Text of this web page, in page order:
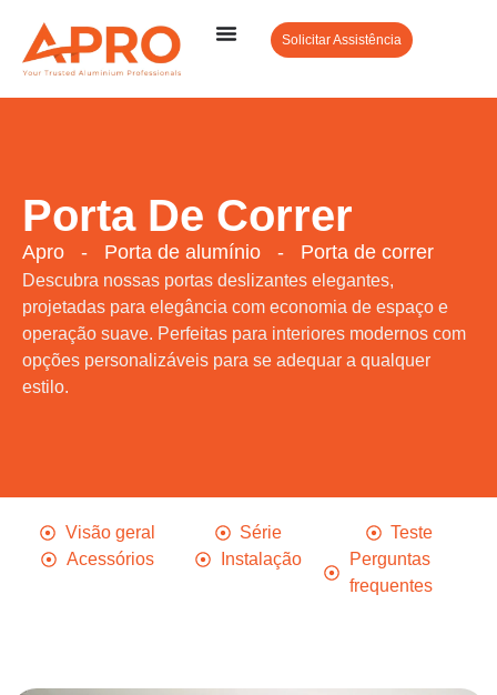
Solicitar Assistência
Porta De Correr
Apro - Porta de alumínio - Porta de correr
Descubra nossas portas deslizantes elegantes,
projetadas para elegância com economia de espaço e
operação suave. Perfeitas para interiores modernos com
opções personalizáveis para se adequar a qualquer
estilo.
Visão geral Série
Teste
Acessórios
Instalação
Perguntas
frequentes